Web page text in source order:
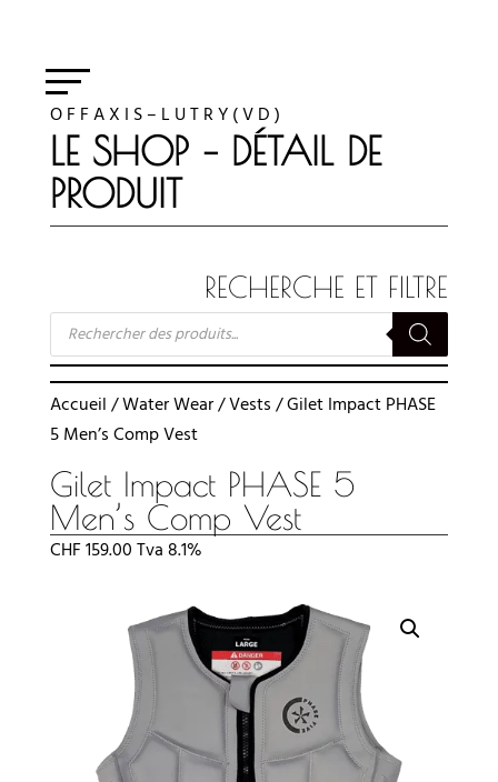
O F F A X I S – L U T R Y ( V D )
LE SHOP – DÉTAIL DE
PRODUIT
RECHERCHE ET FILTRE
RECHERCHE
Accueil /Water Wear/Vests / Gilet Impact PHASE
5 Men’s Comp Vest
Gilet Impact PHASE 5
Men’s Comp Vest
CHF159.00 Tva 8.1%